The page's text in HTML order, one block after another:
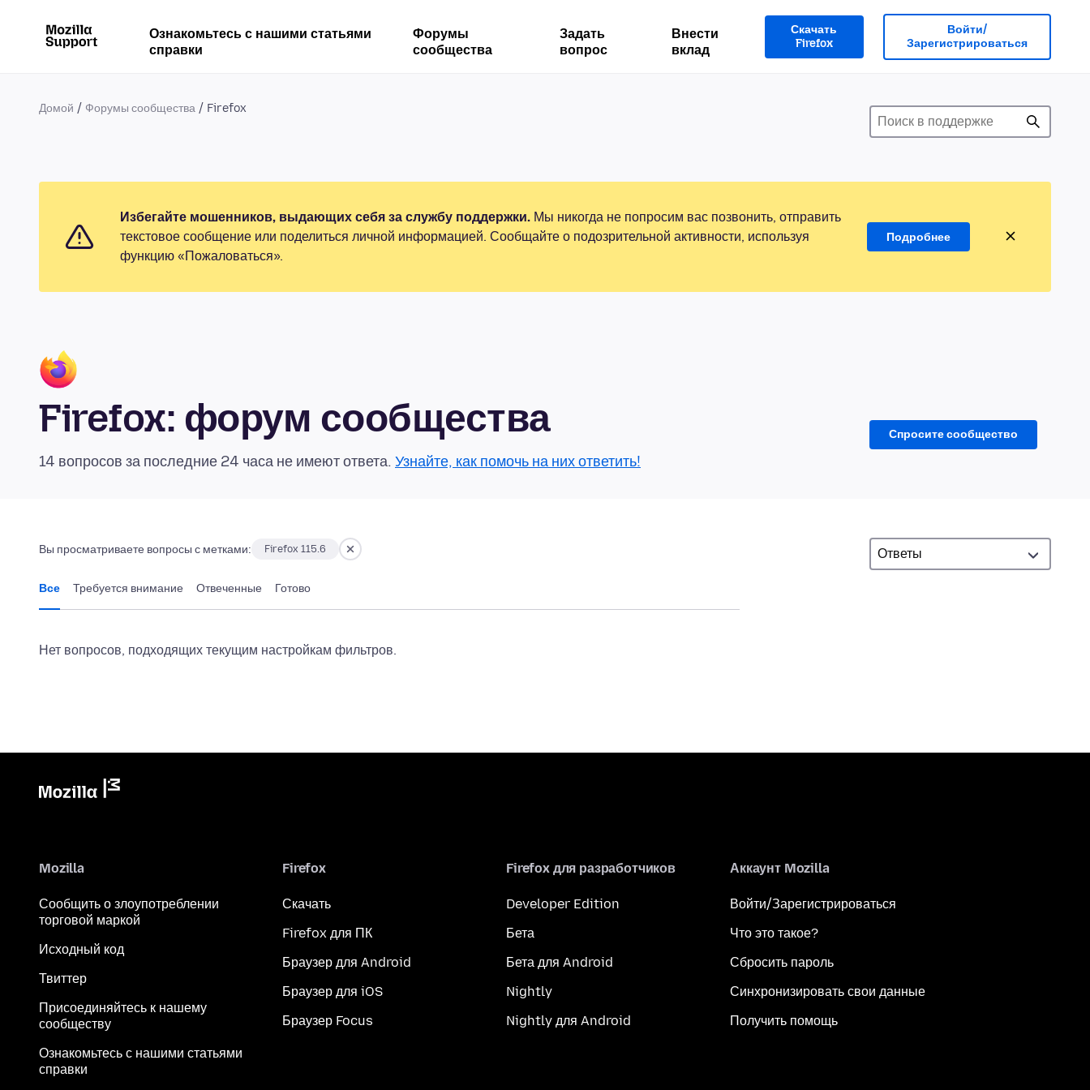
Ознакомьтесь с нашими статьями
справки
Форумы
сообщества
Задать
вопрос
Внести
вклад
Скачать
Firefox
Войти/
Зарегистрироваться
Домой Форумы сообщества Firefox
Избегайте мошенников, выдающих себя за службу поддержки. Мы никогда не попросим вас позвонить, отправить
текстовое сообщение или поделиться личной информацией. Сообщайте о подозрительной активности, используя
функцию «Пожаловаться».
Подробнее
Firefox: форум сообщества
14 вопросов за последние 24 часа не имеют ответа. Узнайте, как помочь на них ответить!
Спросите сообщество
Вы просматриваете вопросы с метками: Firefox 115.6
Все Требуется внимание Отвеченные Готово
Нет вопросов, подходящих текущим настройкам фильтров.
Mozilla
Сообщить о злоупотреблении
торговой маркой
Исходный код
Твиттер
Присоединяйтесь к нашему
сообществу
Ознакомьтесь с нашими статьями
справки
Firefox
Скачать
Firefox для ПК
Браузер для Android
Браузер для iOS
Браузер Focus
Firefox для разработчиков
Developer Edition
Бета
Бета для Android
Nightly
Nightly для Android
Аккаунт Mozilla
Войти/Зарегистрироваться
Что это такое?
Сбросить пароль
Синхронизировать свои данные
Получить помощь